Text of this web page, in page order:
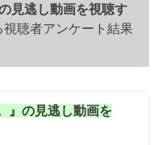
見逃し動画を視聴す
聴者アンケート結果
』の見逃し動画を